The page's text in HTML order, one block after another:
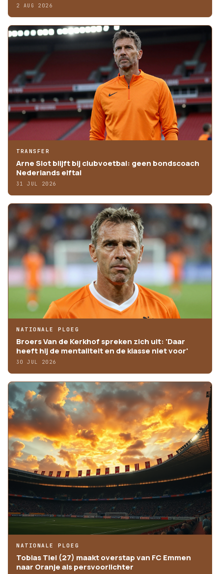
2 AUG 2026
TRANSFER
Arne Slot blijft bij clubvoetbal: geen bondscoach
Nederlands elftal
31 JUL 2026
NATIONALE PLOEG
Broers Van de Kerkhof spreken zich uit: 'Daar
heeft hij de mentaliteit en de klasse niet voor'
30 JUL 2026
NATIONALE PLOEG
Tobias Tiel (27) maakt overstap van FC Emmen
naar Oranje als persvoorlichter